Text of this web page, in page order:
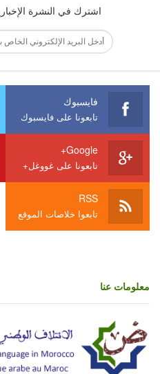
اشترك في النشرة
فايسبوك
تابعونا على فايسبوك
Google+
تابعونا على غووغل+
RSS
تابعوا خلاصات الموقع
معلومات عنا